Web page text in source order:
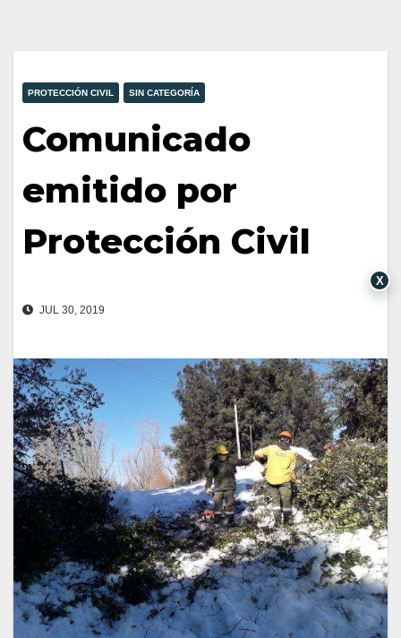
PROTECCIÓN CIVIL SIN CATEGORÍA
Comunicado
emitido por
Protección Civil
JUL 30, 2019
X